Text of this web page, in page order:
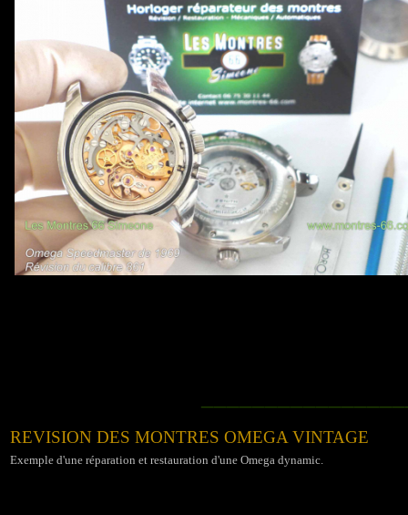
REVISION DES MONTRES OMEGA VINTAGE
Exemple d'une réparation et restauration d'une Omega dynamic.